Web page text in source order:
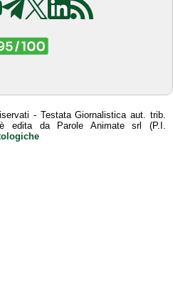
- Testata Giornalistica aut. trib.
edita da Parole Animate srl (P.I.